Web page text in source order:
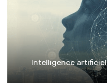
Intelligence